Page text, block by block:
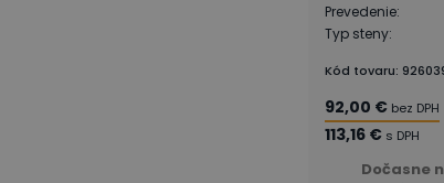
Prevedenie:
Typ steny:
Kód tovaru:
92,00 € bez DPH
113,16 € s DPH
Dočasne